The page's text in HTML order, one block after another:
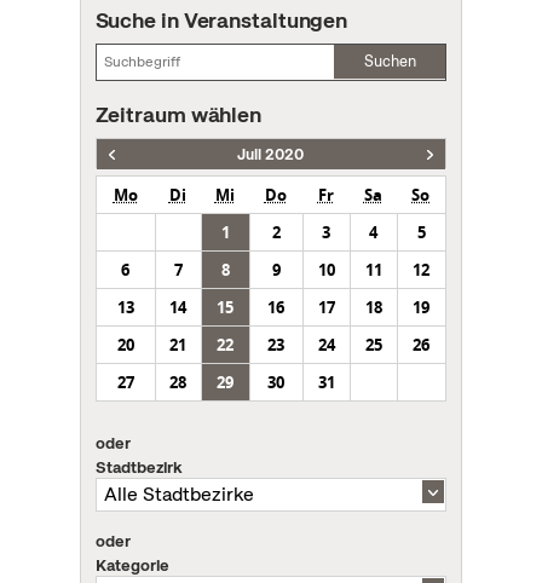
Suche in Veranstaltungen
Suchen
Zeitraum wählen
Juli 2020
Mo Di Mi Do Fr Sa
So
1
2 3 4
5
6
7 8 9 10 11
12
13
14 15 16 17 18
19
20
21 22 23 24 25
26
27
28 29 30 31
oder
Stadtbezirk
oder
Kategorie